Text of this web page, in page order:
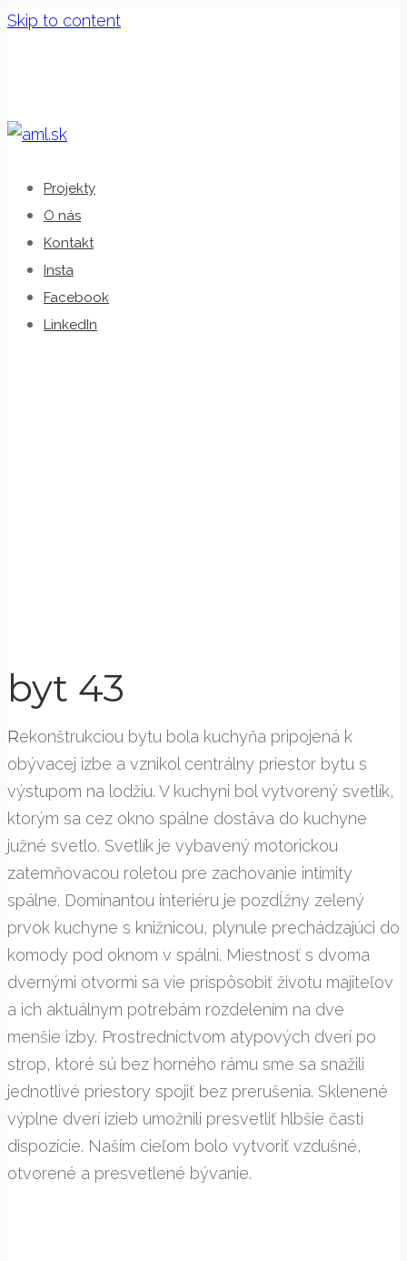
Skip to content
Projekty
O nás
Kontakt
Insta
Facebook
LinkedIn
byt 43
Rekonštrukciou bytu bola kuchyňa pripojená k
obývacej izbe a vznikol centrálny priestor bytu s
výstupom na lodžiu. V kuchyni bol vytvorený svetlík,
ktorým sa cez okno spálne dostáva do kuchyne
južné svetlo. Svetlík je vybavený motorickou
zatemňovacou roletou pre zachovanie intimity
spálne. Dominantou interiéru je pozdĺžny zelený
prvok kuchyne s knižnicou, plynule prechádzajúci do
komody pod oknom v spálni. Miestnosť s dvoma
dvernými otvormi sa vie prispôsobiť životu majiteľov
a ich aktuálnym potrebám rozdelením na dve
menšie izby. Prostredníctvom atypových dverí po
strop, ktoré sú bez horného rámu sme sa snažili
jednotlivé priestory spojiť bez prerušenia. Sklenené
výplne dverí izieb umožnili presvetliť hlbšie časti
dispozície. Naším cieľom bolo vytvoriť vzdušné,
otvorené a presvetlené bývanie.